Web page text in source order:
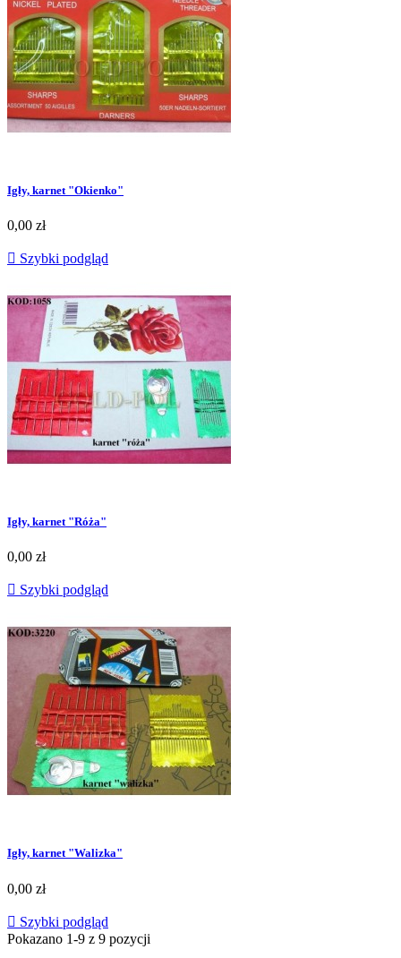
Igły, karnet "Okienko"
0,00 zł
 Szybki podgląd
Igły, karnet "Róża"
0,00 zł
 Szybki podgląd
Igły, karnet "Walizka"
0,00 zł
 Szybki podgląd
Pokazano 1-9 z 9 pozycji